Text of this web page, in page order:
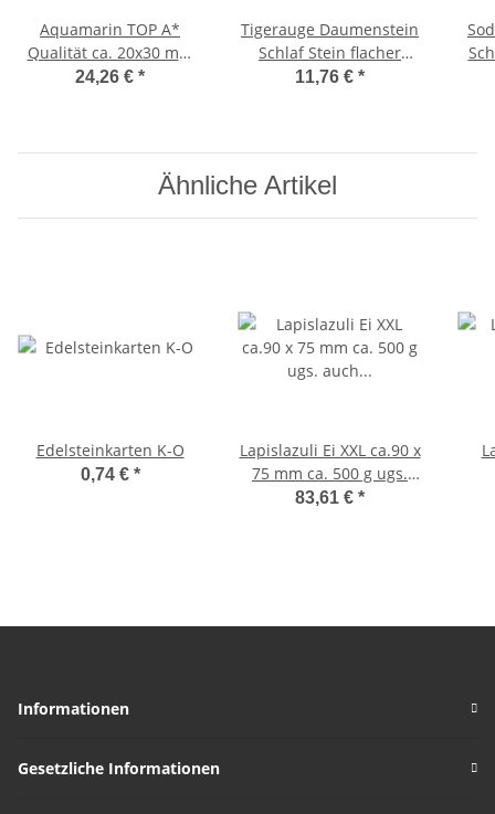
Aquamarin TOP A*
Qualität ca. 20x30 mm
flacher Trommelstein
24,26 € *
Tigerauge Daumenstein
Schlaf Stein flacher
Trommelstein mit Mulde
11,76 € *
Ähnliche Artikel
Edelsteinkarten K-O
0,74 € *
Lapislazuli Ei XXL ca.90 x
75 mm ca. 500 g ugs.
auch Jeanslapis genannt
83,61 € *
Informationen
Gesetzliche Informationen